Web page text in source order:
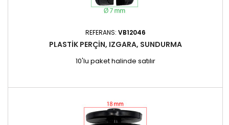
REFERANS: VB12046
PLASTIK PERÇIN, IZGARA, SUNDURMA
10'lu paket halinde satılır